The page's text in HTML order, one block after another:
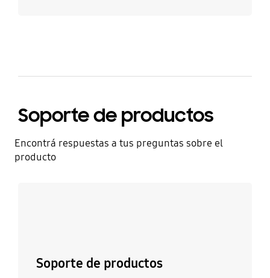
Soporte de productos
Encontrá respuestas a tus preguntas sobre el
producto
Soporte de productos